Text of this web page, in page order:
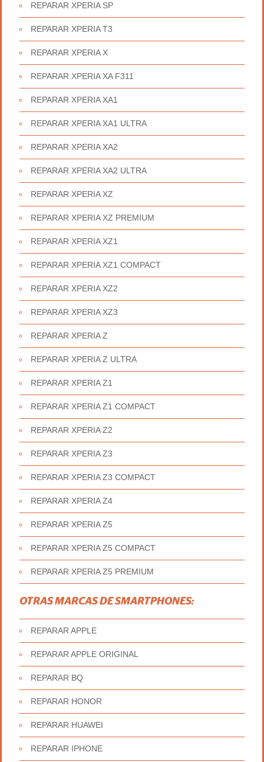
REPARAR XPERIA SP
REPARAR XPERIA T3
REPARAR XPERIA X
REPARAR XPERIA XA F311
REPARAR XPERIA XA1
REPARAR XPERIA XA1 ULTRA
REPARAR XPERIA XA2
REPARAR XPERIA XA2 ULTRA
REPARAR XPERIA XZ
REPARAR XPERIA XZ PREMIUM
REPARAR XPERIA XZ1
REPARAR XPERIA XZ1 COMPACT
REPARAR XPERIA XZ2
REPARAR XPERIA XZ3
REPARAR XPERIA Z
REPARAR XPERIA Z ULTRA
REPARAR XPERIA Z1
REPARAR XPERIA Z1 COMPACT
REPARAR XPERIA Z2
REPARAR XPERIA Z3
REPARAR XPERIA Z3 COMPACT
REPARAR XPERIA Z4
REPARAR XPERIA Z5
REPARAR XPERIA Z5 COMPACT
REPARAR XPERIA Z5 PREMIUM
OTRAS MARCAS DE SMARTPHONES:
REPARAR APPLE
REPARAR APPLE ORIGINAL
REPARAR BQ
REPARAR HONOR
REPARAR HUAWEI
REPARAR IPHONE